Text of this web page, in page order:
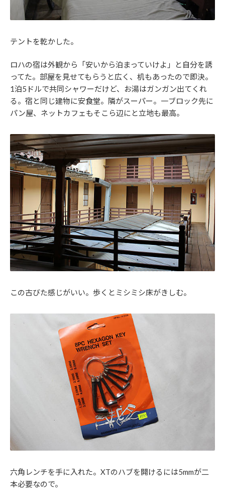
テントを乾かした。
ロハの宿は外観から「安いから泊まっていけよ」と自分を誘
ってた。部屋を見せてもらうと広く、机もあったので即決。
1泊5ドルで共同シャワーだけど、お湯はガンガン出てくれ
る。宿と同じ建物に安食堂。隣がスーパー。一ブロック先に
パン屋、ネットカフェもそこら辺にと立地も最高。
この古びた感じがいい。歩くとミシミシ床がきしむ。
六角レンチを手に入れた。XTのハブを開けるには5mmが二
本必要なので。